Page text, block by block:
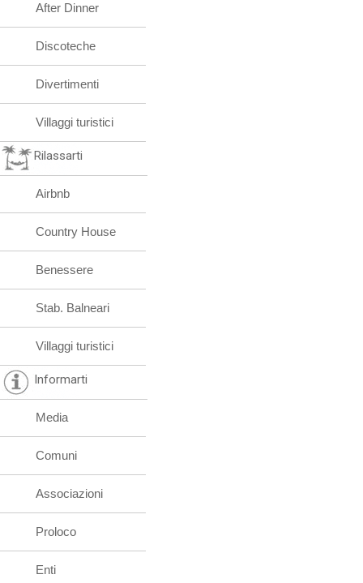
After Dinner
Discoteche
Divertimenti
Villaggi turistici
Rilassarti
Airbnb
Country House
Benessere
Stab. Balneari
Villaggi turistici
Informarti
Media
Comuni
Associazioni
Proloco
Enti